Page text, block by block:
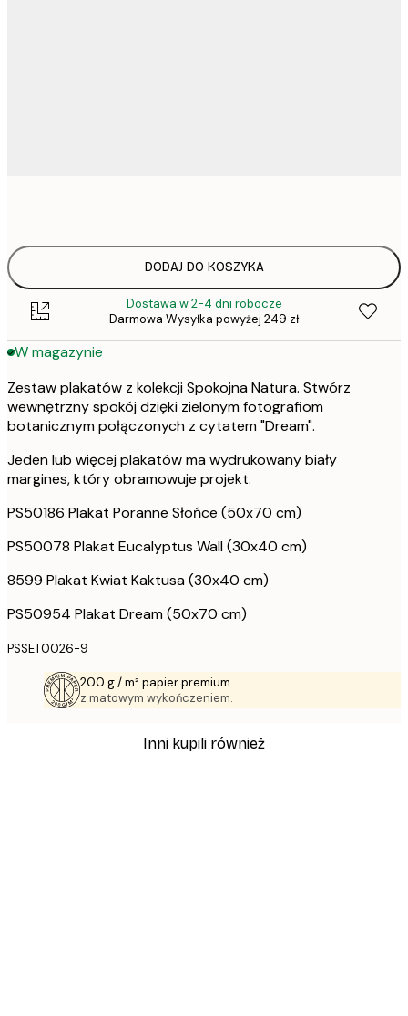
DODAJ DO KOSZYKA
Dostawa w 2-4 dni robocze
Darmowa Wysyłka powyżej 249 zł
W magazynie
Zestaw plakatów z kolekcji Spokojna Natura. Stwórz
wewnętrzny spokój dzięki zielonym fotografiom
botanicznym połączonych z cytatem "Dream".
Jeden lub więcej plakatów ma wydrukowany biały
margines, który obramowuje projekt.
PS50186 Plakat Poranne Słońce (50x70 cm)
PS50078 Plakat Eucalyptus Wall (30x40 cm)
8599 Plakat Kwiat Kaktusa (30x40 cm)
PS50954 Plakat Dream (50x70 cm)
PSSET0026-9
200 g / m² papier premium
z matowym wykończeniem.
Inni kupili również